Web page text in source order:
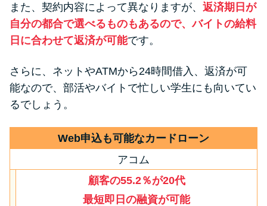
また、契約内容によって異なりますが、 返済期日が
自分の都合で選べるものもあるので、バイトの給料
日に合わせて返済が可能です。
さらに、ネットやATMから24時間借入、返済が可
能なので、部活やバイトで忙しい学生にも向いてい
るでしょう。
Web申込も可能なカードローン
アコム
顧客の55.2％が20代
最短即日の融資が可能